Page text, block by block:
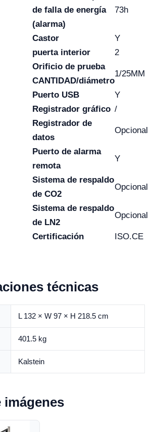
de falla de energía
(alarma)
73h
Castor
Y
puerta interior
2
Orificio de prueba
CANTIDAD/diámetro
1/25MM
Puerto USB
Y
Registrador gráfico /
Registrador de
datos
Opcional
Puerto de alarma
remota
Y
Sistema de respaldo
de CO2
Opcional
Sistema de respaldo
de LN2
Opcional
Certificación ISO.CE
técnicas
L 132 × W 97 × H 218.5 cm
401.5 kg
Kalstein
imágenes